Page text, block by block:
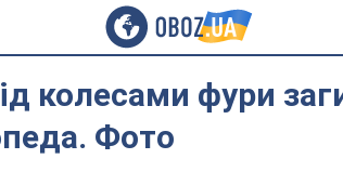
колесами фури
Фото